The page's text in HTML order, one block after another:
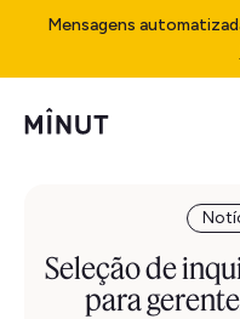
Mensagens
Seleção de
para